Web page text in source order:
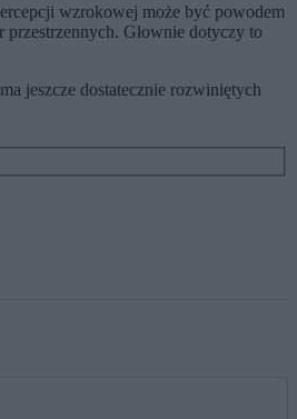
wzrokowej może być powodem
Głownie dotyczy to
jeszcze dostatecznie rozwiniętych